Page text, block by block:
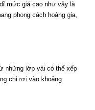
mức giá cao như vậy là
phong cách hoàng gia,
những lớp vải có thể xếp
chỉ rơi vào khoảng